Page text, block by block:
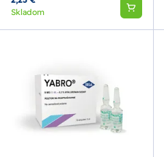
Skladom